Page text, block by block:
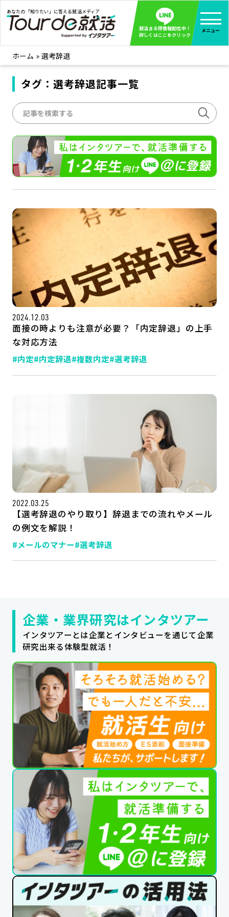
あなたの「知りたい」に答える就活メディア
就活まる得情報配信中！
詳しくはここをクリック
メニュー
就活ノウハウ 全て見る
企業まる見え！特捜部
みんなが知らない企業の裏側を徹底調査！
インタツアー活動レポ 全て見る
インタツアーを使ってどうだった？OBOG成功談
社会人インタビュー 全て見る
社会人になった今、就活を振り返ってみた
学生就活ブログ 全て見る
企業・業界研究はインタツアー
運営会社
プライバシーポリシー
公式SNSはこちら
ホーム » 選考辞退
タグ：選考辞退記事一覧
2024.12.03
面接の時よりも注意が必要？「内定辞退」の上手
な対応方法
#内定#内定辞退#複数内定#選考辞退
2022.03.25
【選考辞退のやり取り】辞退までの流れやメール
の例文を解説！
#メールのマナー#選考辞退
企業・業界研究はインタツアー
インタツアーとは企業とインタビューを通じて企業
研究出来る体験型就活！